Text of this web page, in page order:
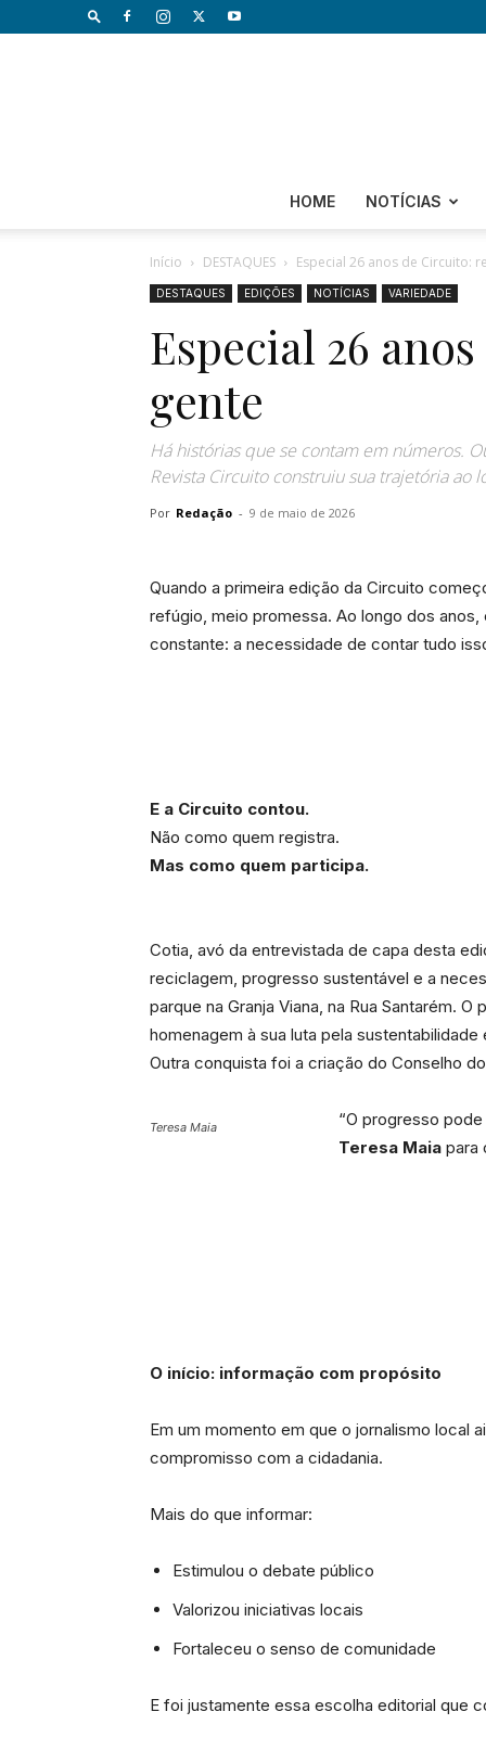
HOME NOTÍCIAS
Início DESTAQUES Especial 26 anos de Circuito:
DESTAQUES EDIÇÕES NOTÍCIAS VARIEDADE
Especial 26
gente
Há histórias que se contam em números.
Revista Circuito construiu sua trajetória ao
Por Redação - 9 de maio de 2026
Quando a primeira edição da Circuito
refúgio, meio promessa. Ao longo dos
constante: a necessidade de contar tudo
E a Circuito contou.
Não como quem registra.
Mas como quem participa.
Cotia, avó da entrevistada de capa desta
reciclagem, progresso sustentável e a
parque na Granja Viana, na Rua Santarém.
homenagem à sua luta pela
Outra conquista foi a criação do Conselho
Teresa Maia
“O progresso
Teresa Maia para
O início: informação com propósito
Em um momento em que o jornalismo local
compromisso com a cidadania.
Mais do que informar:
Estimulou o debate público
Valorizou iniciativas locais
Fortaleceu o senso de comunidade
E foi justamente essa escolha editorial que